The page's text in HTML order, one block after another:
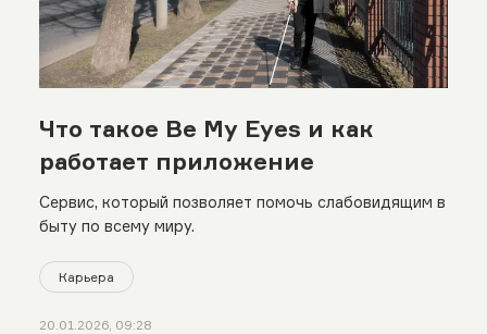
Что такое Be My Eyes и как
работает приложение
Сервис, который позволяет помочь слабовидящим в
быту по всему миру.
Карьера
20.01.2026, 09:28